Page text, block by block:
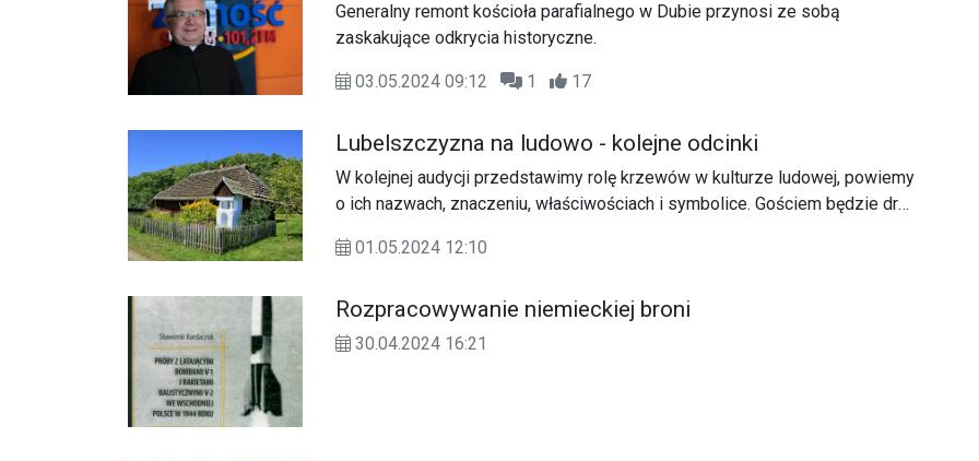
Generalny remont kościoła parafialnego w Dubie przynosi ze sobą
zaskakujące odkrycia historyczne.
03.05.2024 09:12 1 17
Lubelszczyzna na ludowo - kolejne odcinki
W kolejnej audycji przedstawimy rolę krzewów w kulturze ludowej, powiemy
o ich nazwach, znaczeniu, właściwościach i symbolice. Gościem będzie dr
01.05.2024 12:10
Rozpracowywanie niemieckiej broni
30.04.2024 16:21